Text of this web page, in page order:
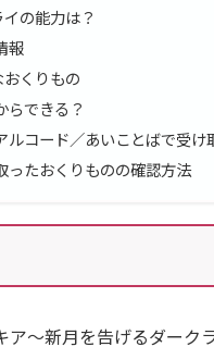
の能力は？
報
くりもの
らできる？
ルコード／あいことばで受け
ったおくりものの確認方法
〜新月を告げるダーク